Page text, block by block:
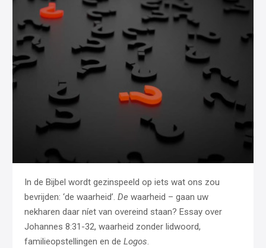
In de Bijbel wordt gezinspeeld op iets wat ons zou
bevrijden: ‘de waarheid’.De waarheid – gaan uw
nekharen daar níet van overeind staan? Essay over
Johannes 8:31-32, waarheid zonder lidwoord,
familieopstellingen en deLogos.